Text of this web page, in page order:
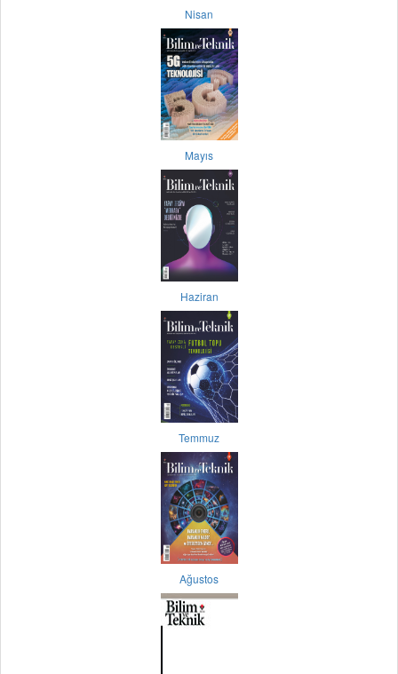
Nisan
Mayıs
Haziran
Temmuz
Ağustos